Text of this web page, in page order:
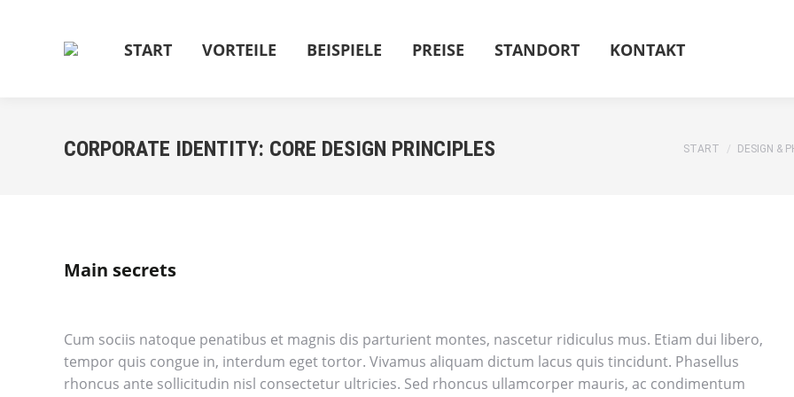
START VORTEILE BEISPIELE PREISE STANDORT KONTAKT
CORPORATE IDENTITY: CORE DESIGN PRINCIPLES Sie befinden
START DESIGN &
Main secrets
Cum sociis natoque penatibus et magnis dis parturient montes, nascetur ridiculus mus. Etiam dui libero,
tempor quis congue in, interdum eget tortor. Vivamus aliquam dictum lacus quis tincidunt. Phasellus
rhoncus ante sollicitudin nisl consectetur ultricies. Sed rhoncus ullamcorper mauris, ac condimentum